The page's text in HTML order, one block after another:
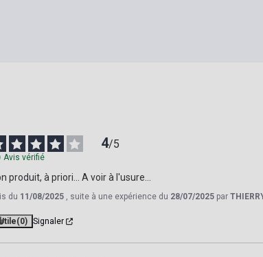
4/5
Avis vérifié
produit, à priori... A voir à l'usure...
du 11/08/2025 , suite à une expérience du 28/07/2025 par
(0) Signaler